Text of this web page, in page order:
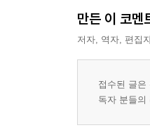
만든 이 코멘
저자, 역자, 편집
접수된 글은
독자 분들의